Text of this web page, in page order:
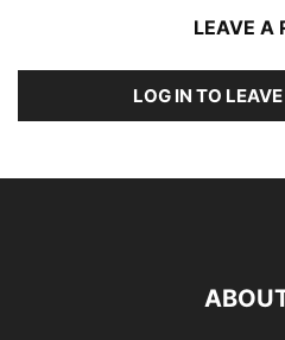
LEAVE A
LOG IN TO